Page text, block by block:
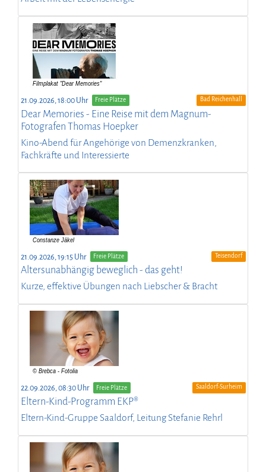
21.09.2026, 18:00 Uhr Freie Plätze Bad Reichenhall
Dear Memories - Eine Reise mit dem Magnum-
Fotografen Thomas Hoepker
Kino-Abend für Angehörige von Demenzkranken,
Fachkräfte und Interessierte
21.09.2026, 19:15 Uhr Freie Plätze Teisendorf
Altersunabhängig beweglich - das geht!
Kurze, effektive Übungen nach Liebscher & Bracht
22.09.2026, 08:30 Uhr Freie Plätze Saaldorf-Surheim
Eltern-Kind-Programm EKP®
Eltern-Kind-Gruppe Saaldorf, Leitung Stefanie Rehrl